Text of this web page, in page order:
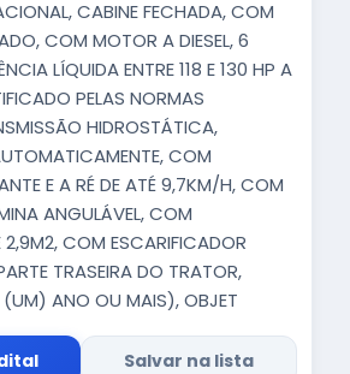
CABINE FECHADA, COM
COM MOTOR A DIESEL, 6
LÍQUIDA ENTRE 118 E 130 HP A
PELAS NORMAS
HIDROSTÁTICA,
COM
E A RÉ DE ATÉ 9,7KM/H, COM
ANGULÁVEL, COM
COM ESCARIFICADOR
TRASEIRA DO TRATOR,
(UM) ANO OU MAIS), OBJET
Salvar na lista